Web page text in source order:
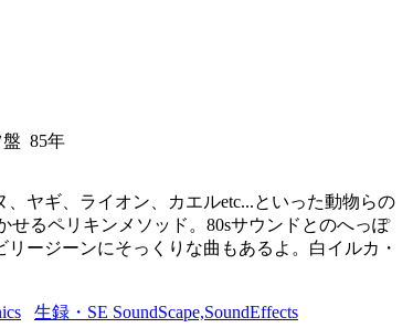
盤 85年
ヤギ、ライオン、カエルetc...といった動物らの
せるペリキンメソッド。80sサウンドとのへっぽ
ージーンにそっくりな曲もあるよ。白イルカ・
生録・SE SoundScape,SoundEffects